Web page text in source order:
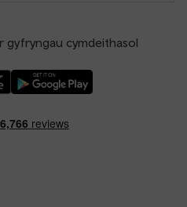
gyfryngau cymdeithasol